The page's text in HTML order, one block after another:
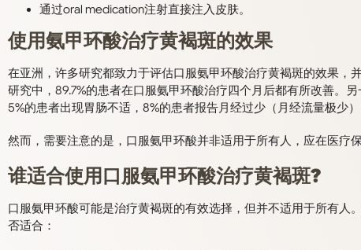
通过oral medication注射直接注入皮肤。
使用氨甲环酸治疗黄褐斑的效果
在亚洲，许多研究都致力于评估口服氨甲环酸治疗黄褐斑的效果，
研究中，89.7%的患者在口服氨甲环酸治疗四个月后都有所改善。
5%的患者出现胃肠不适，8%的患者报告月经过少（月经流量极少）
然而，需要注意的是，口服氨甲环酸并非适用于所有人，应在医疗
谁适合使用口服氨甲环酸治疗黄褐斑?
口服氨甲环酸可能是治疗黄褐斑的有效选择，但并不适用于所有
否适合：